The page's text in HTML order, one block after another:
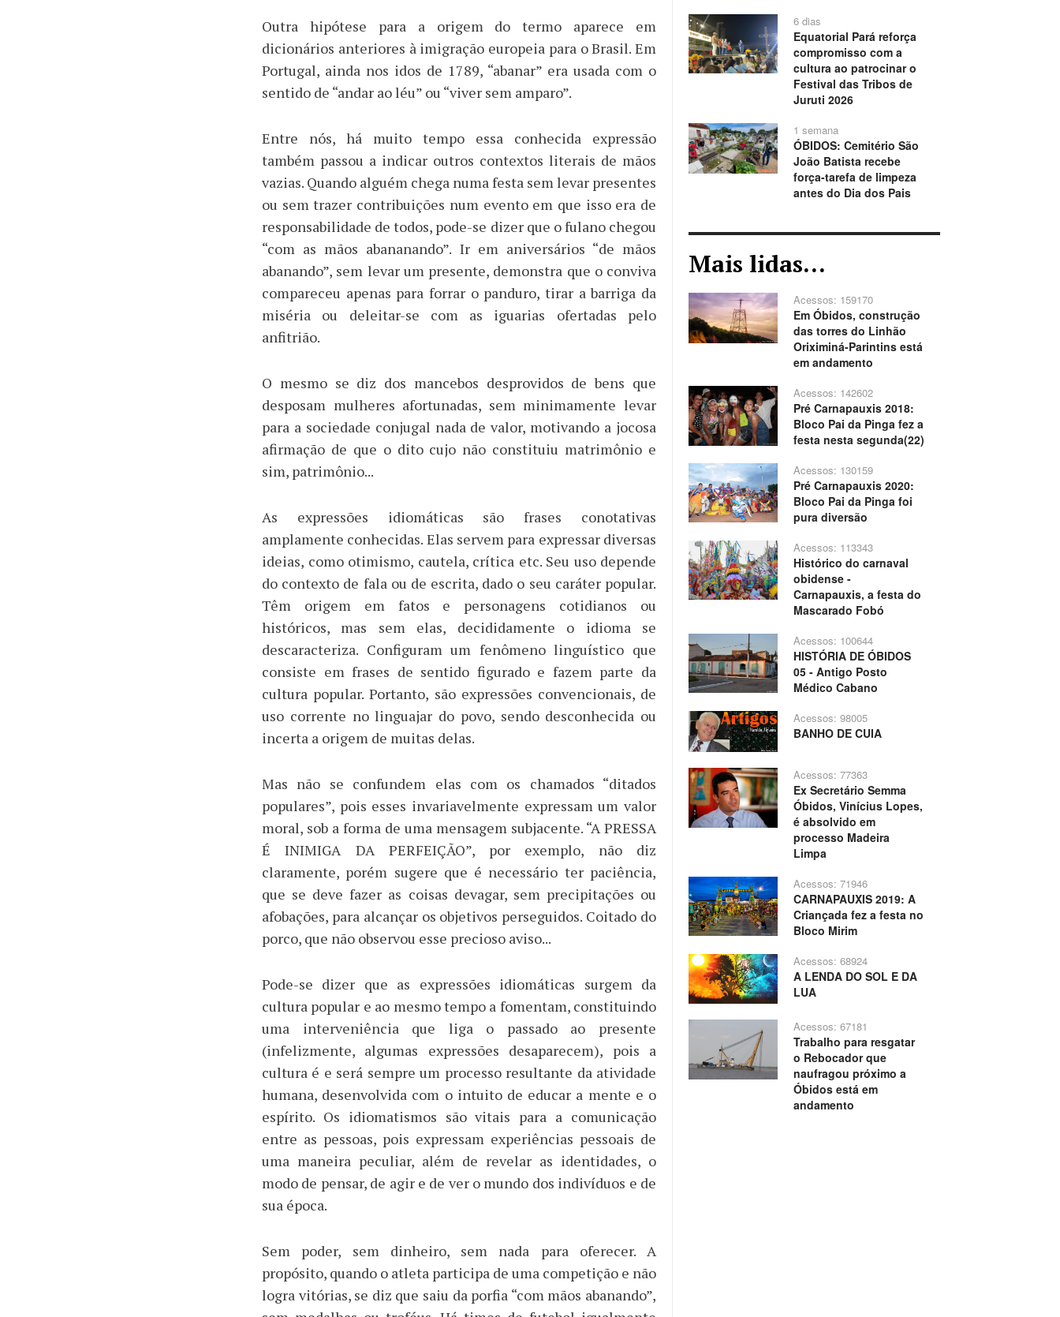
Outra hipótese para a origem do termo aparece em
dicionários anteriores à imigração europeia para o Brasil. Em
Portugal, ainda nos idos de 1789, “abanar” era usada com o
sentido de “andar ao léu” ou “viver sem amparo”.
Entre nós, há muito tempo essa conhecida expressão
também passou a indicar outros contextos literais de mãos
vazias. Quando alguém chega numa festa sem levar presentes
ou sem trazer contribuições num evento em que isso era de
responsabilidade de todos, pode-se dizer que o fulano chegou
“com as mãos abananando”. Ir em aniversários “de mãos
abanando”, sem levar um presente, demonstra que o conviva
compareceu apenas para forrar o panduro, tirar a barriga da
miséria ou deleitar-se com as iguarias ofertadas pelo
anfitrião.
O mesmo se diz dos mancebos desprovidos de bens que
desposam mulheres afortunadas, sem minimamente levar
para a sociedade conjugal nada de valor, motivando a jocosa
afirmação de que o dito cujo não constituiu matrimônio e
sim, patrimônio...
As expressões idiomáticas são frases conotativas
amplamente conhecidas. Elas servem para expressar diversas
ideias, como otimismo, cautela, crítica etc. Seu uso depende
do contexto de fala ou de escrita, dado o seu caráter popular.
Têm origem em fatos e personagens cotidianos ou
históricos, mas sem elas, decididamente o idioma se
descaracteriza. Configuram um fenômeno linguístico que
consiste em frases de sentido figurado e fazem parte da
cultura popular. Portanto, são expressões convencionais, de
uso corrente no linguajar do povo, sendo desconhecida ou
incerta a origem de muitas delas.
Mas não se confundem elas com os chamados “ditados
populares”, pois esses invariavelmente expressam um valor
moral, sob a forma de uma mensagem subjacente. “A PRESSA
É INIMIGA DA PERFEIÇÃO”, por exemplo, não diz
claramente, porém sugere que é necessário ter paciência,
que se deve fazer as coisas devagar, sem precipitações ou
afobações, para alcançar os objetivos perseguidos. Coitado do
porco, que não observou esse precioso aviso...
Pode-se dizer que as expressões idiomáticas surgem da
cultura popular e ao mesmo tempo a fomentam, constituindo
uma interveniência que liga o passado ao presente
(infelizmente, algumas expressões desaparecem), pois a
cultura é e será sempre um processo resultante da atividade
humana, desenvolvida com o intuito de educar a mente e o
espírito. Os idiomatismos são vitais para a comunicação
entre as pessoas, pois expressam experiências pessoais de
uma maneira peculiar, além de revelar as identidades, o
modo de pensar, de agir e de ver o mundo dos indivíduos e de
sua época.
Sem poder, sem dinheiro, sem nada para oferecer. A
propósito, quando o atleta participa de uma competição e não
logra vitórias, se diz que saiu da porfia “com mãos abanando”,
6 dias
Equatorial Pará reforça
compromisso com a
cultura ao patrocinar o
Festival das Tribos de
Juruti 2026
1 semana
ÓBIDOS: Cemitério São
João Batista recebe
força-tarefa de limpeza
antes do Dia dos Pais
Mais lidas...
Acessos: 159170
Em Óbidos, construção
das torres do Linhão
Oriximiná-Parintins está
em andamento
Acessos: 142602
Pré Carnapauxis 2018:
Bloco Pai da Pinga fez a
festa nesta segunda(22)
Acessos: 130159
Pré Carnapauxis 2020:
Bloco Pai da Pinga foi
pura diversão
Acessos: 113343
Histórico do carnaval
obidense -
Carnapauxis, a festa do
Mascarado Fobó
Acessos: 100644
HISTÓRIA DE ÓBIDOS
05 - Antigo Posto
Médico Cabano
Acessos: 98005
BANHO DE CUIA
Acessos: 77363
Ex Secretário Semma
Óbidos, Vinícius Lopes,
é absolvido em
processo Madeira
Limpa
Acessos: 71946
CARNAPAUXIS 2019: A
Criançada fez a festa no
Bloco Mirim
Acessos: 68924
A LENDA DO SOL E DA
LUA
Acessos: 67181
Trabalho para resgatar
o Rebocador que
naufragou próximo a
Óbidos está em
andamento